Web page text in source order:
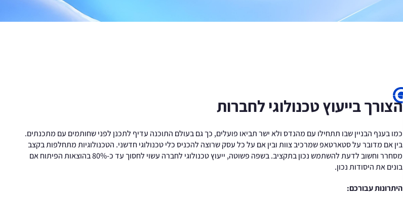
הצורך בייעוץ טכנולוגי לחברות
כמו בענף הבניין שבו תתחילו עם מהנדס ולא ישר תביאו פועלים, כך גם בעולם התוכנה עדיף לתכנן לפני שחותמים עם מתכנתים.
בין אם מדובר על סטארטאפ שמרכיב צוות ובין אם על כל עסק שרוצה להכניס כלי טכנולוגי חדשני. הטכנולוגיות מתחלפות בקצב
מסחרר וחשוב לדעת להשתמש נכון בתקציב. בשפה פשוטה, ייעוץ טכנולוגי לחברה עשוי לחסוך עד כ-80% בהוצאות הפיתוח אם
בונים את היסודות נכון.
היתרונות עבורכם: